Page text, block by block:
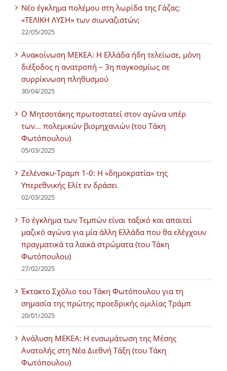
Νέο έγκλημα πολέμου στη λωρίδα της Γάζας:
«ΤΕΛΙΚΗ ΛΥΣΗ» των σιωναζιστών;
22/05/2025
Ανακοίνωση ΜΕΚΕΑ: Η Ελλάδα ήδη τελείωσε, μόνη
διέξοδος η ανατροπή – 3η παγκοσμίως σε
συρρίκνωση πληθυσμού
30/04/2025
Ο Μητσοτάκης πρωτοστατεί στον αγώνα υπέρ
των… πολεμικών βιομηχανιών (του Τάκη
Φωτόπουλου)
05/03/2025
Ζελένσκυ-Τραμπ 1-0: Η «δημοκρατία» της
Υπερεθνικής Ελίτ εν δράσει
02/03/2025
Tο έγκλημα των Τεμπών είναι ταξικό και απαιτεί
μαζικό αγώνα για μία άλλη Ελλάδα που θα ελέγχουν
πραγματικά τα λαϊκά στρώματα (του Τάκη
Φωτόπουλου)
27/02/2025
Έκτακτο Σχόλιο του Τάκη Φωτόπουλου για τη
σημασία της πρώτης προεδρικής ομιλίας Τράμπ
20/01/2025
Ανάλυση ΜΕΚΕΑ: Η ενσωμάτωση της Μέσης
Ανατολής στη Νέα Διεθνή Τάξη (του Τάκη
Φωτόπουλου)